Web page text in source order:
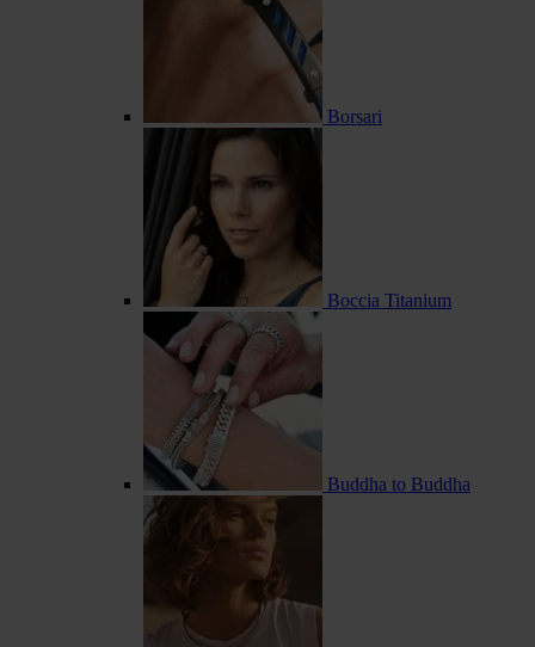
Borsari
Boccia Titanium
Buddha to Buddha